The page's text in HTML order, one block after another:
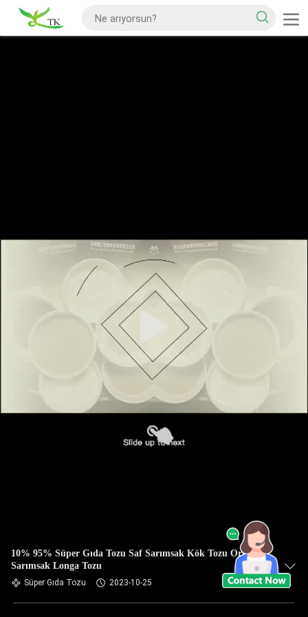
10% 95% Süper Gıda Tozu Saf Sarımsak Kök Tozu Organik
Sarımsak Longa Tozu
Süper Gıda Tozu 2023-10-25